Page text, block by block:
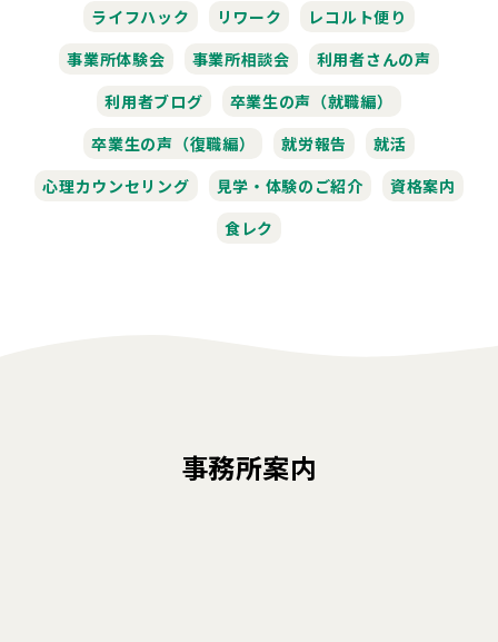
ライフハック
リワーク
レコルト便り
事業所体験会
事業所相談会
利用者さんの声
利用者ブログ
卒業生の声（就職編）
卒業生の声（復職編）
就労報告
就活
心理カウンセリング
見学・体験のご紹介
資格案内
食レク
事務所案内